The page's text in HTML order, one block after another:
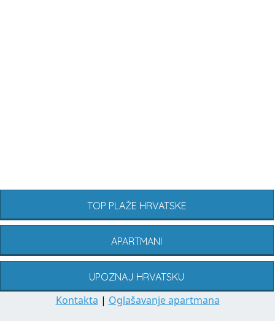
TOP PLAŽE HRVATSKE
APARTMANI
UPOZNAJ HRVATSKU
Kontakta | Oglašavanje apartmana